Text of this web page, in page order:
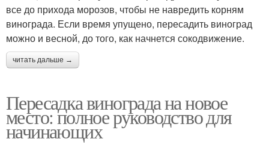
все до прихода морозов, чтобы не навредить корням
винограда. Если время упущено, пересадить виноград
можно и весной, до того, как начнется сокодвижение.
читать дальше →
Пересадка винограда на новое
место: полное руководство для
начинающих